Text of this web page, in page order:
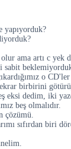
yapıyorduk?
ama artı c yek
sabit
o
birbirini
eksi dedim, iki
beş olmalıdır.
çözümü.
sıfırdan biri